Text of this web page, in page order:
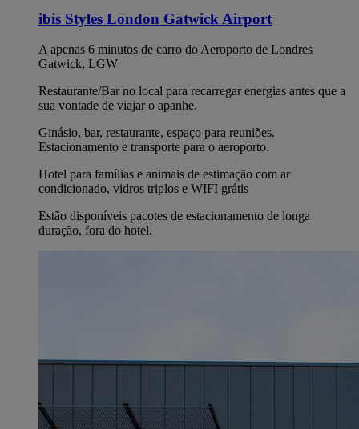
ibis Styles London Gatwick Airport
A apenas 6 minutos de carro do Aeroporto de Londres
Gatwick, LGW
Restaurante/Bar no local para recarregar energias antes que a
sua vontade de viajar o apanhe.
Ginásio, bar, restaurante, espaço para reuniões.
Estacionamento e transporte para o aeroporto.
Hotel para famílias e animais de estimação com ar
condicionado, vidros triplos e WIFI grátis
Estão disponíveis pacotes de estacionamento de longa
duração, fora do hotel.